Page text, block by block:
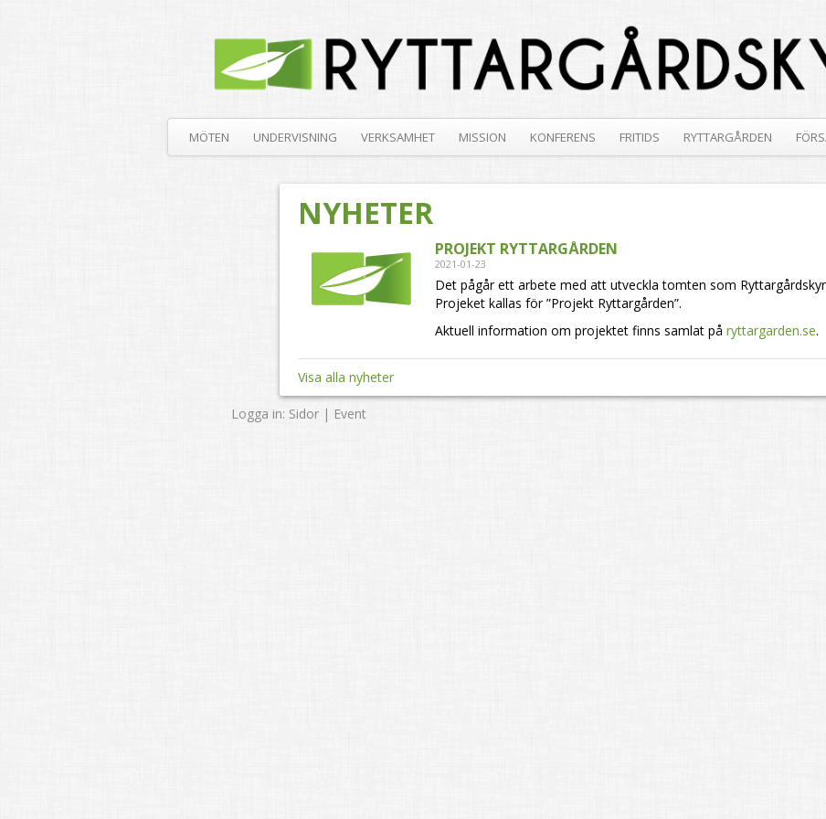
MÖTEN UNDERVISNING VERKSAMHET MISSION KONFERENS FRITIDS RYTTARGÅRDEN
NYHETER
PROJEKT RYTTARGÅRDEN
2021-01-23
Det pågår ett arbete med att utveckla tomten som
Projeket kallas för ”Projekt Ryttargården”.
Aktuell information om projektet finns samlat på ryttargarden.se.
Visa alla nyheter
Logga in: Sidor| Event